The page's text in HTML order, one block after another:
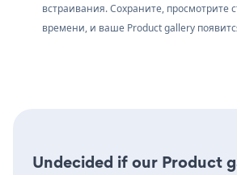
встраивания. Сохраните, просмотрите
времени, и ваше Product gallery
Undecided if our Product